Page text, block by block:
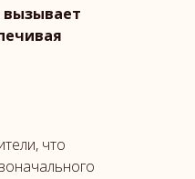
вызывает
что